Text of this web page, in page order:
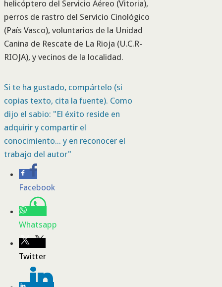
helicóptero del Servicio Aéreo (Vitoria),
perros de rastro del Servicio Cinológico
(País Vasco), voluntarios de la Unidad
Canina de Rescate de La Rioja (U.C.R-
RIOJA), y vecinos de la localidad.
Si te ha gustado, compártelo (si
copias texto, cita la fuente). Como
dijo el sabio: "El éxito reside en
adquirir y compartir el
conocimiento... y en reconocer el
trabajo del autor"
Facebook
Whatsapp
Twitter